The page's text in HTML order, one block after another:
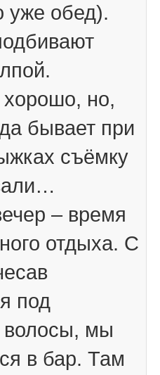
уже обед).
хорошо, но,
бывает при
съёмку
– время
отдыха. С
под
мы
в бар. Там